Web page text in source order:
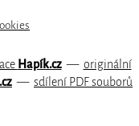
Hapík.cz— originální
— sdílení PDF souborů